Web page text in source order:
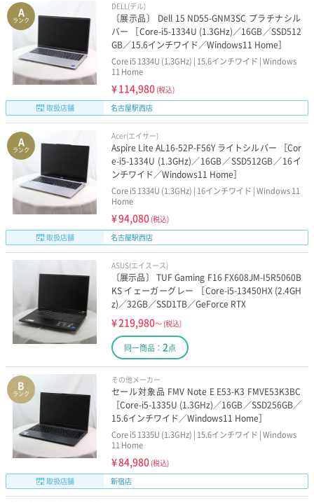
A
ランク
DELL(デル)
〔展示品〕 Dell 15 ND55-GNM3SC プラチナシル
バー ［Core-i5-1334U (1.3GHz)／16GB／SSD512
GB／15.6インチワイド／Windows11 Home］
Core i5 1334U (1.3GHz) | 15.6インチワイド | Windows
11 Home
¥114,980 (税込)
取扱店舗
名古屋駅西店
A
ランク
Acer(エイサー)
Aspire Lite AL16-52P-F56Y ライトシルバー ［Cor
e-i5-1334U (1.3GHz)／16GB／SSD512GB／16イ
ンチワイド／Windows11 Home］
Core i5 1334U (1.3GHz) | 16インチワイド | Windows 11
Home
¥94,080 (税込)
取扱店舗
名古屋駅西店
ASUS(エイスース)
〔展示品〕 TUF Gaming F16 FX608JM-I5R5060B
KS イェーガーグレー ［Core-i5-13450HX (2.4GH
z)／32GB／SSD1TB／GeForce RTX
¥219,980～ (税込)
同一商品： 2点
B
ランク
その他メーカー
セール対象品 FMV Note E E53-K3 FMVE53K3BC
［Core-i5-1335U (1.3GHz)／16GB／SSD256GB／
15.6インチワイド／Windows11 Home］
Core i5 1335U (1.3GHz) | 15.6インチワイド | Windows
11 Home
¥84,980 (税込)
取扱店舗
新宿店